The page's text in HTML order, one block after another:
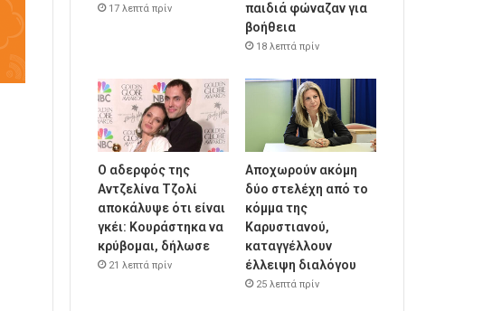
17 λεπτά πρίν
παιδιά φώναζαν για
βοήθεια
18 λεπτά πρίν
Ο αδερφός της
Αντζελίνα Τζολί
αποκάλυψε ότι είναι
γκέι: Κουράστηκα να
κρύβομαι, δήλωσε
21 λεπτά πρίν
Αποχωρούν ακόμη
δύο στελέχη από το
κόμμα της
Καρυστιανού,
καταγγέλλουν
έλλειψη διαλόγου
25 λεπτά πρίν